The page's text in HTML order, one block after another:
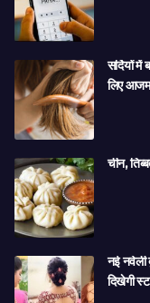
सर्दियों
लिए
चीन,
नई नवेली
दिखेगी